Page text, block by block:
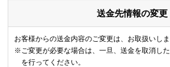
送金先情報の変更
お客様からの送金内容のご変更は、お取扱いしま
※ご変更が必要な場合は、一旦、送金を取消し
を行ってください。